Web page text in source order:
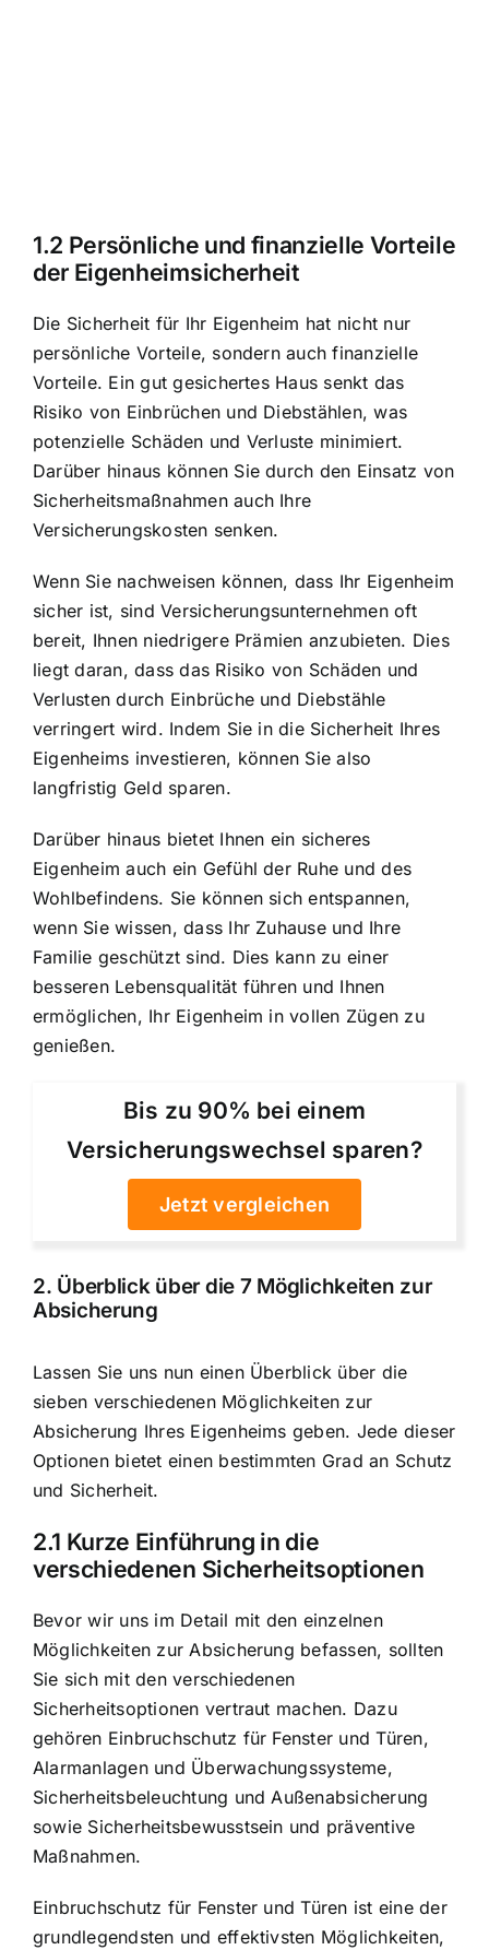
1.2 Persönliche und finanzielle Vorteile
der Eigenheimsicherheit
Die Sicherheit für Ihr Eigenheim hat nicht nur
persönliche Vorteile, sondern auch finanzielle
Vorteile. Ein gut gesichertes Haus senkt das
Risiko von Einbrüchen und Diebstählen, was
potenzielle Schäden und Verluste minimiert.
Darüber hinaus können Sie durch den Einsatz von
Sicherheitsmaßnahmen auch Ihre
Versicherungskosten senken.
Wenn Sie nachweisen können, dass Ihr Eigenheim
sicher ist, sind Versicherungsunternehmen oft
bereit, Ihnen niedrigere Prämien anzubieten. Dies
liegt daran, dass das Risiko von Schäden und
Verlusten durch Einbrüche und Diebstähle
verringert wird. Indem Sie in die Sicherheit Ihres
Eigenheims investieren, können Sie also
langfristig Geld sparen.
Darüber hinaus bietet Ihnen ein sicheres
Eigenheim auch ein Gefühl der Ruhe und des
Wohlbefindens. Sie können sich entspannen,
wenn Sie wissen, dass Ihr Zuhause und Ihre
Familie geschützt sind. Dies kann zu einer
besseren Lebensqualität führen und Ihnen
ermöglichen, Ihr Eigenheim in vollen Zügen zu
genießen.
Bis zu 90% bei einem
Versicherungswechsel sparen?
Jetzt vergleichen
2. Überblick über die 7 Möglichkeiten zur
Absicherung
Lassen Sie uns nun einen Überblick über die
sieben verschiedenen Möglichkeiten zur
Absicherung Ihres Eigenheims geben. Jede dieser
Optionen bietet einen bestimmten Grad an Schutz
und Sicherheit.
2.1 Kurze Einführung in die
verschiedenen Sicherheitsoptionen
Bevor wir uns im Detail mit den einzelnen
Möglichkeiten zur Absicherung befassen, sollten
Sie sich mit den verschiedenen
Sicherheitsoptionen vertraut machen. Dazu
gehören Einbruchschutz für Fenster und Türen,
Alarmanlagen und Überwachungssysteme,
Sicherheitsbeleuchtung und Außenabsicherung
sowie Sicherheitsbewusstsein und präventive
Maßnahmen.
Einbruchschutz für Fenster und Türen ist eine der
grundlegendsten und effektivsten Möglichkeiten,